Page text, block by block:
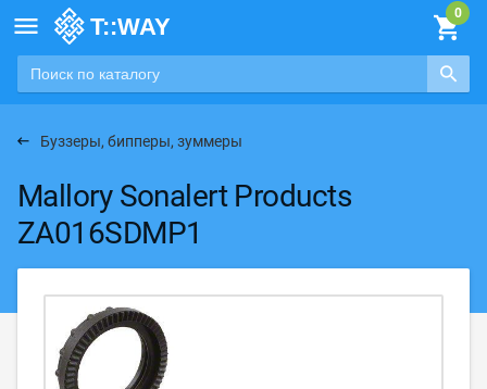

Буззеры, бипперы, зуммеры
Mallory Sonalert Products
ZA016SDMP1